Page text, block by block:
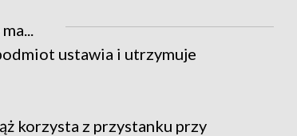
ustawia i utrzymuje
korzysta z przystanku przy